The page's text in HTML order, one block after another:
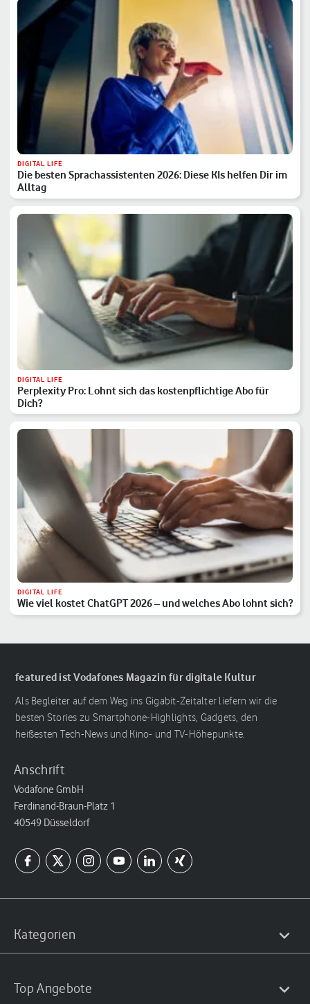
DIGITAL LIFE
Die besten Sprachassistenten 2026: Diese KIs helfen Dir im
Alltag
DIGITAL LIFE
Perplexity Pro: Lohnt sich das kostenpflichtige Abo für
Dich?
DIGITAL LIFE
Wie viel kostet ChatGPT 2026 – und welches Abo lohnt sich?
featured ist Vodafones Magazin für digitale Kultur
Als Begleiter auf dem Weg ins Gigabit-Zeitalter liefern wir die
besten Stories zu Smartphone-Highlights, Gadgets, den
heißesten Tech-News und Kino- und TV-Höhepunkte.
Anschrift
Vodafone GmbH
Ferdinand-Braun-Platz 1
40549 Düsseldorf
Kategorien
Top Angebote